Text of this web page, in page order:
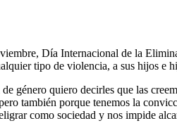
Día Internacional de la
tipo de violencia, a sus hijos e
género quiero decirles que las
también porque tenemos la
como sociedad y nos impide